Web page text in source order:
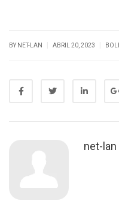
BY NET-LAN ABRIL 20, 2023
net-lan